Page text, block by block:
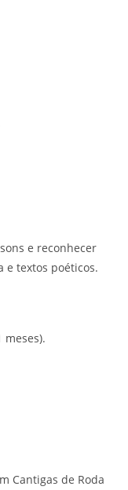
e reconhecer
e textos poéticos.
meses).
Cantigas de Roda